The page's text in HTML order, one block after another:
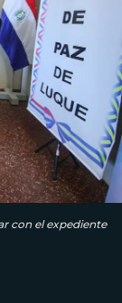
con el expediente